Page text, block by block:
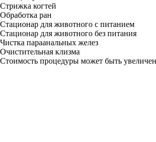
Стрижка когтей
Обработка ран
Стационар для животного с питанием
Стационар для животного без питания
Чистка параанальных желез
Очистительная клизма
Стоимость процедуры может быть